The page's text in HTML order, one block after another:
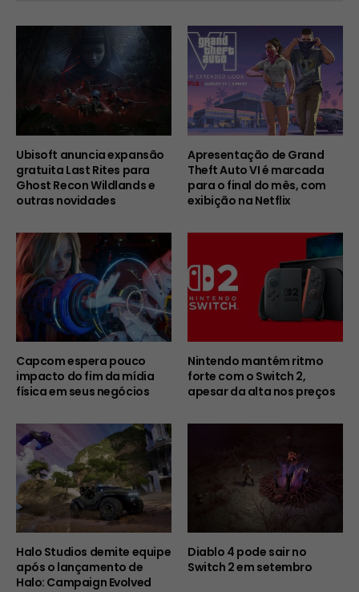
Ubisoft anuncia expansão
gratuita Last Rites para
Ghost Recon Wildlands e
outras novidades
Apresentação de Grand
Theft Auto VI é marcada
para o final do mês, com
exibição na Netflix
Capcom espera pouco
impacto do fim da mídia
física em seus negócios
Nintendo mantém ritmo
forte com o Switch 2,
apesar da alta nos preços
Halo Studios demite equipe
após o lançamento de
Halo: Campaign Evolved
Diablo 4 pode sair no
Switch 2 em setembro